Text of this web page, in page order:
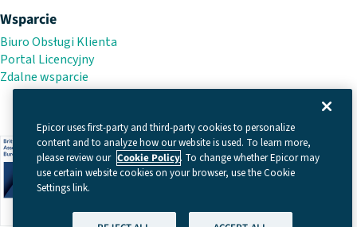
Wsparcie
Biuro Obsługi Klienta
Portal Licencyjny
Zdalne wsparcie
Epicor uses first-party and third-party cookies to personalize
content and to analyze how our website is used. To learn more,
please review our Cookie Policy. To change whether Epicor may
use certain website cookies on your browser, use the Cookie
Settings link.